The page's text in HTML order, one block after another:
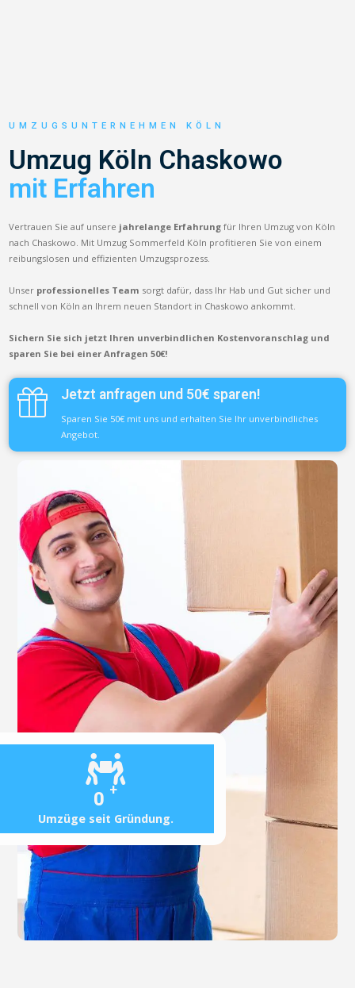
0 +
Umzüge seit Gründung.
UMZUGSUNTERNEHMEN KÖLN
Umzug Köln Chaskowo
mit Erfahren
Vertrauen Sie auf unsere jahrelange Erfahrung für Ihren Umzug von Köln
nach Chaskowo. Mit Umzug Sommerfeld Köln profitieren Sie von einem
reibungslosen und effizienten Umzugsprozess.
Unser professionelles Team sorgt dafür, dass Ihr Hab und Gut sicher und
schnell von Köln an Ihrem neuen Standort in Chaskowo ankommt.
Sichern Sie sich jetzt Ihren unverbindlichen Kostenvoranschlag und
sparen Sie bei einer Anfragen 50€!
Jetzt anfragen und 50€ sparen!
Sparen Sie 50€ mit uns und erhalten Sie Ihr unverbindliches
Angebot.